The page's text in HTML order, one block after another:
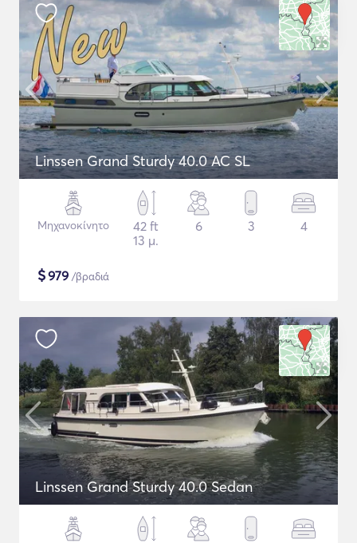
Linssen Grand Sturdy 40.0 AC SL
Μηχανοκίνητο
42 ft
13 μ.
6 3 4
$979 /βραδιά
Linssen Grand Sturdy 40.0 Sedan